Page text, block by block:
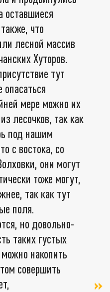
оставшиеся
что
лесной массив
Хуторов.
тут
мере можно их
лесочков, так как
под нашим
с востока, со
они могут
тоже могут,
так как тут
поля.
но довольно-
таких густых
накопить
совершить